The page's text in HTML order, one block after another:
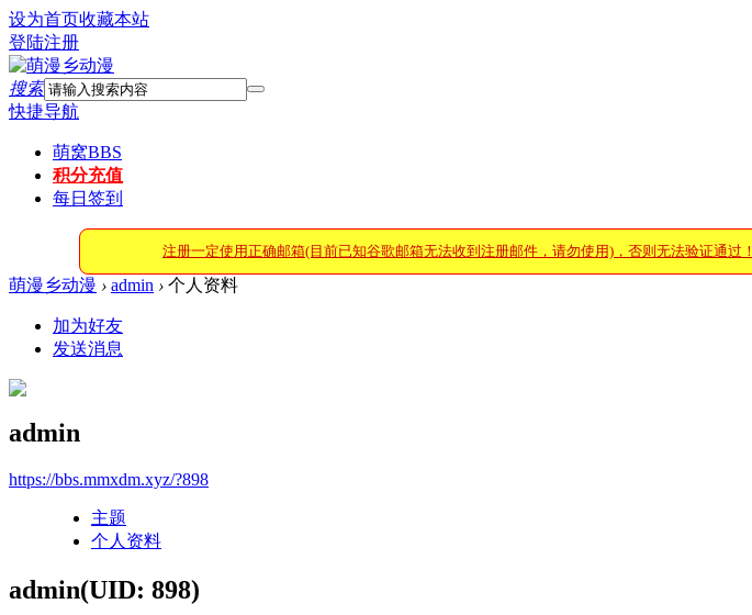
设为首页收藏本站
登陆注册
搜索
快捷导航
萌窝BBS
积分充值
每日签到
注册一定使用正确邮箱(目前已知谷歌邮箱无法收到注册邮件，请勿使用)，否则无法验证通过！
萌漫乡动漫 › admin › 个人资料
加为好友
发送消息
admin
https://bbs.mmxdm.xyz/?898
主题
个人资料
admin(UID: 898)